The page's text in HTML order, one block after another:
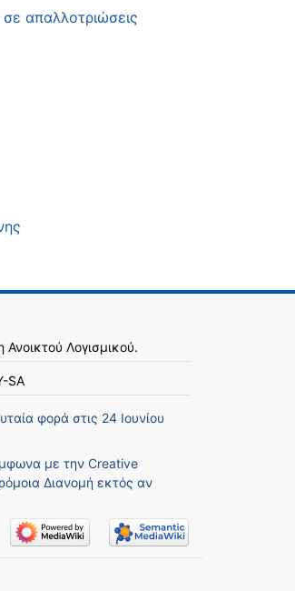
απαλλοτριώσεις
Ανοικτού Λογισμικού.
SA
φορά στις 24 Ιουνίου
με την Creative
Διανομή εκτός αν